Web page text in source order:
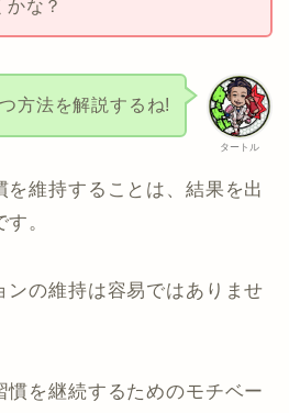
かな？
タートル
方法を解説するね!
維持することは、結果を出
。
ンの維持は容易ではありませ
慣を継続するためのモチベー